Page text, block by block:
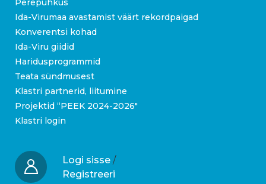
Perepuhkus
Ida-Virumaa avastamist väärt rekordpaigad
Konverentsi kohad
Ida-Viru giidid
Haridusprogrammid
Teata sündmusest
Klastri partnerid, liitumine
Projektid “PEEK 2024-2026″
Klastri login
Logi sisse /
Registreeri